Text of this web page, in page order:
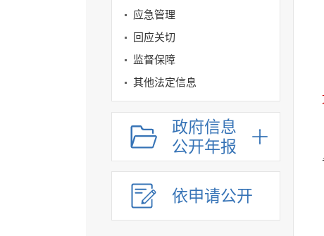
应急管理
回应关切
监督保障
其他法定信息
政府信息
公开年报
依申请公开